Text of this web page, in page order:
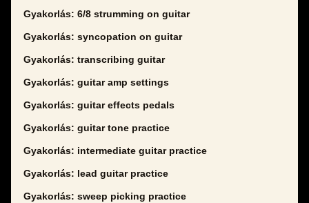
Gyakorlás: 6/8 strumming on guitar
Gyakorlás: syncopation on guitar
Gyakorlás: transcribing guitar
Gyakorlás: guitar amp settings
Gyakorlás: guitar effects pedals
Gyakorlás: guitar tone practice
Gyakorlás: intermediate guitar practice
Gyakorlás: lead guitar practice
Gyakorlás: sweep picking practice